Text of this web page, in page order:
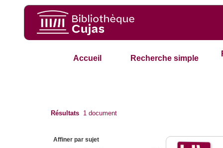
Accueil Recherche simple
Résultats 1 document
Affiner par sujet